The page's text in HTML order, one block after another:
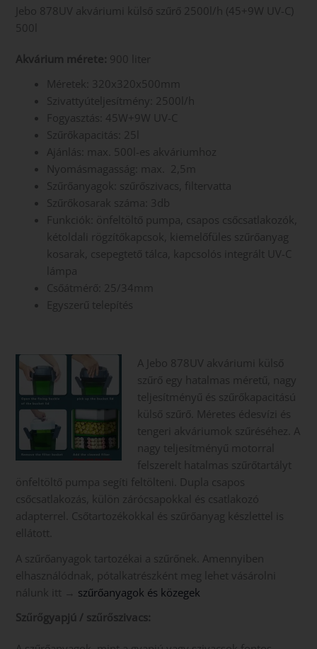
Jebo 878UV akváriumi külső szűrő 2500l/h (45+9W UV-C)
500l
Akvárium mérete: 900 liter
Méretek: 320x320x500mm
Szivattyúteljesítmény: 2500l/h
Fogyasztás: 45W+9W UV-C
Szűrőkapacitás: 25l
Ajánlás: max. 500l-es akváriumhoz
Nyomásmagasság: max. 2,5m
Szűrőanyagok: szűrőszivacs, filtervatta
Szűrőkosarak száma: 3db
Funkciók: önfeltöltő pumpa, csapos csőcsatlakozók,
kétoldali rögzítőkapcsok, kiemelőfüles szűrőanyag
kosarak, csepegtető tálca, kapcsolós integrált UV-C
lámpa
Csőátmérő: 25/34mm
Egyszerű telepítés
A Jebo 878UV akváriumi külső
szűrő egy hatalmas méretű, nagy
teljesítményű és szűrőkapacitású
külső szűrő. Méretes édesvízi és
tengeri akváriumok szűréséhez. A
nagy teljesítményű motorral
felszerelt hatalmas szűrőtartályt
önfeltöltő pumpa segíti feltölteni. Dupla csapos
csőcsatlakozás, külön zárócsapokkal és csatlakozó
adapterrel. Csőtartozékokkal és szűrőanyag készlettel is
ellátott.
A szűrőanyagok tartozékai a szűrőnek. Amennyiben
elhasználódnak, pótalkatrészként meg lehet vásárolni
nálunk itt → szűrőanyagok és közegek
Szűrőgyapjú / szűrőszivacs: